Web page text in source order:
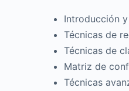
Introducción
Técnicas de
Técnicas de
Matriz de
Técnicas